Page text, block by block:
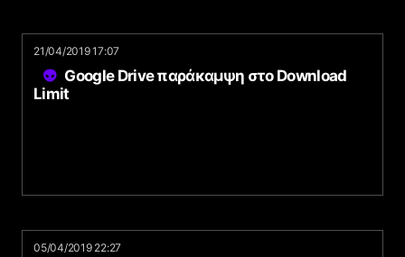
21/04/2019 17:07
Google Drive παράκαμψη στο Download
Limit
05/04/2019 22:27